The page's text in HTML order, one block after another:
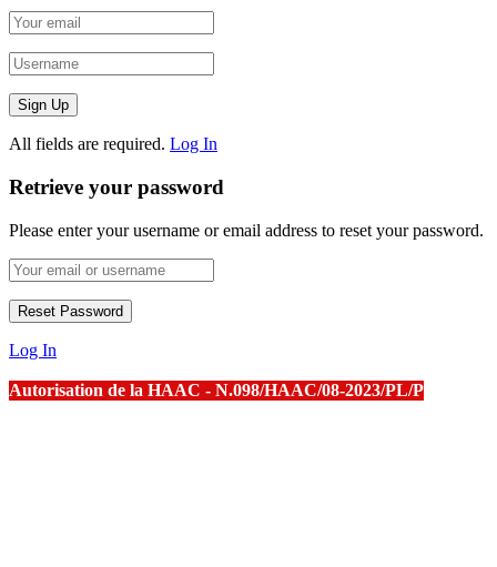
All fields are required. Log In
Retrieve your password
Please enter your username or email address to reset your password.
Log In
Autorisation de la HAAC - N.098/HAAC/08-2023/PL/P